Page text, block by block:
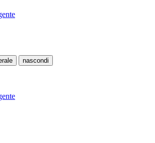
nascondi